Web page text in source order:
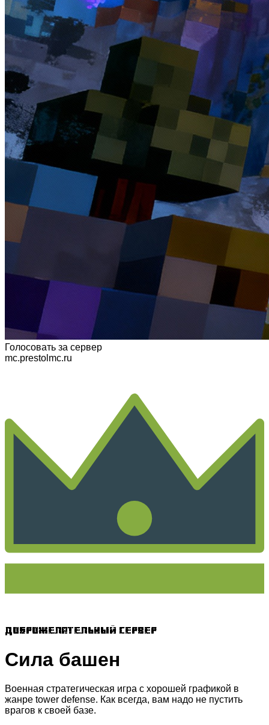
Голосовать за сервер
mc.prestolmc.ru
Доброжелательный сервер
Сила башен
Военная стратегическая игра с хорошей графикой в
жанре tower defense. Как всегда, вам надо не пустить
врагов к своей базе.